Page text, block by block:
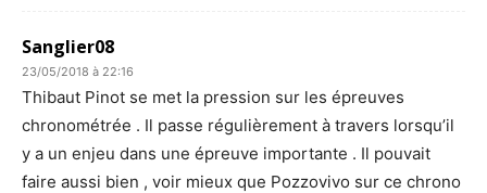
Sanglier08
23/05/2018 à 22:16
Thibaut Pinot se met la pression sur les épreuves
chronométrée . Il passe régulièrement à travers lorsqu’il
y a un enjeu dans une épreuve importante . Il pouvait
faire aussi bien , voir mieux que Pozzovivo sur ce chrono